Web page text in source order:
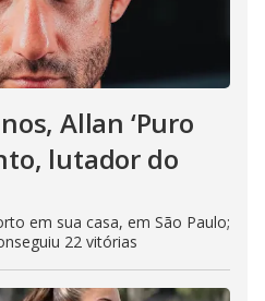
Allan ‘Puro
lutador do
em sua casa, em São Paulo;
22 vitórias